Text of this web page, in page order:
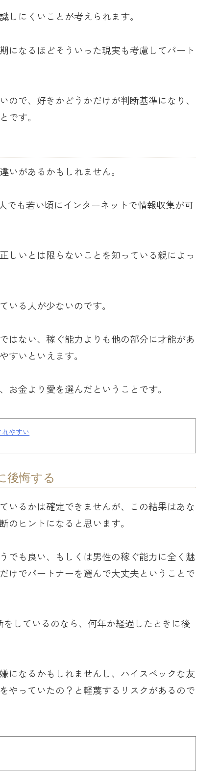
にくいことが考えられます。
になるほどそういった現実も考慮してパート
で、好きかどうかだけが判断基準になり、
です。
いがあるかもしれません。
でも若い頃にインターネットで情報収集が可
しいとは限らないことを知っている親によっ
いる人が少ないのです。
はない、稼ぐ能力よりも他の部分に才能があ
すいといえます。
金より愛を選んだということです。
やすい
後悔する
いるかは確定できませんが、この結果はあな
のヒントになると思います。
でも良い、もしくは男性の稼ぐ能力に全く魅
けでパートナーを選んで大丈夫ということで
しているのなら、何年か経過したときに後
になるかもしれませんし、ハイスペックな友
やっていたの？と軽蔑するリスクがあるので